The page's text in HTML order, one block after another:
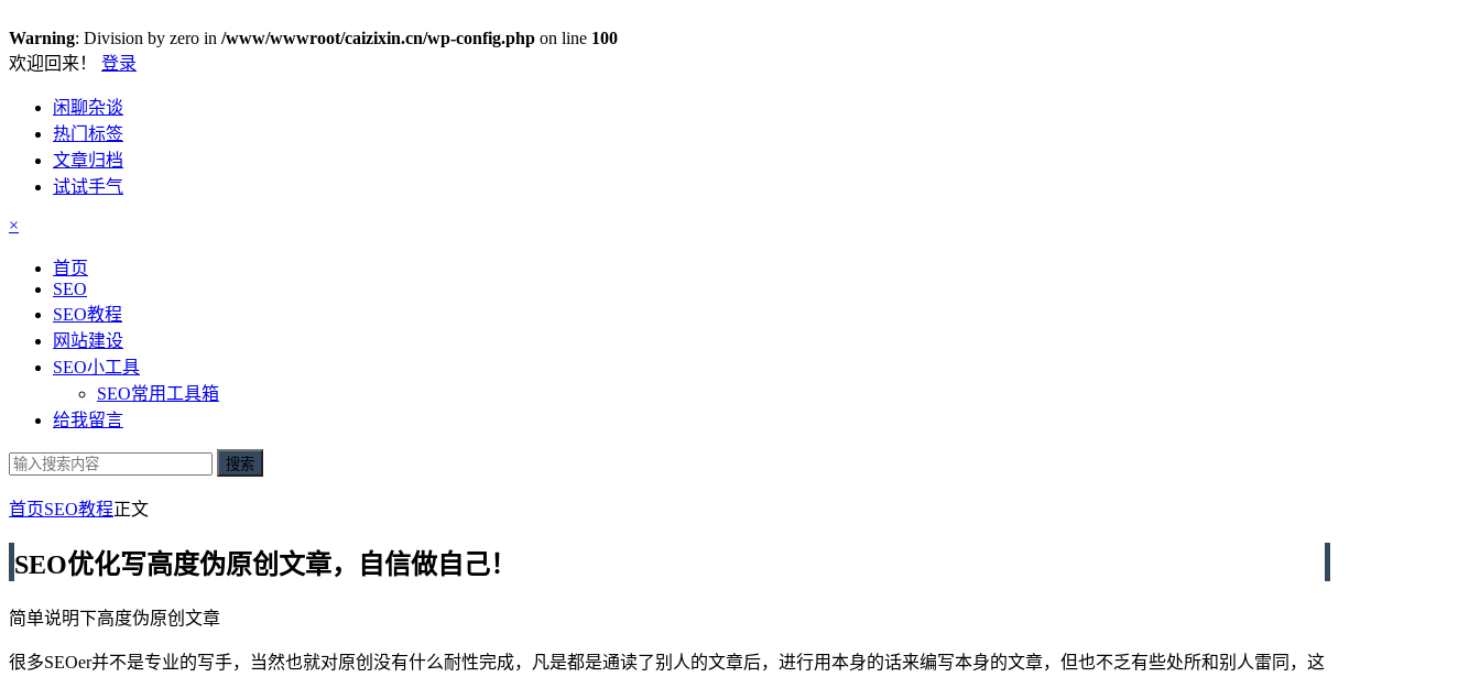
Warning: Division by zero in /www/wwwroot/caizixin.cn/wp-config.php on line 100
欢迎回来！ 登录
闲聊杂谈
热门标签
文章归档
试试手气
×
首页
SEO
SEO教程
网站建设
SEO小工具
SEO常用工具箱
给我留言
搜索
首页SEO教程正文
SEO优化写高度伪原创文章，自信做自己！
简单说明下高度伪原创文章
很多SEOer并不是专业的写手，当然也就对原创没有什么耐性完成，凡是都是通读了别人的文章后，进行用本身的话来编写本身的文章，但也不乏有些处所和别人雷同，这